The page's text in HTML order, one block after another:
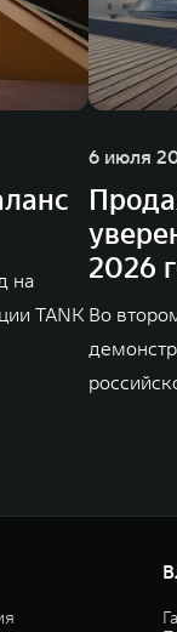
на
TANK
6 июля
2026
Во